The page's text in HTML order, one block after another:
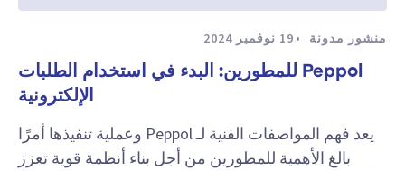
منشور مدونة 19 نوفمبر 2024
Peppol للمطورين: البدء في استخدام الطلبات
الإلكترونية
يعد فهم المواصفات الفنية لـ Peppol وعملية تنفيذها أمرًا
بالغ الأهمية للمطورين من أجل بناء أنظمة قوية تعزز